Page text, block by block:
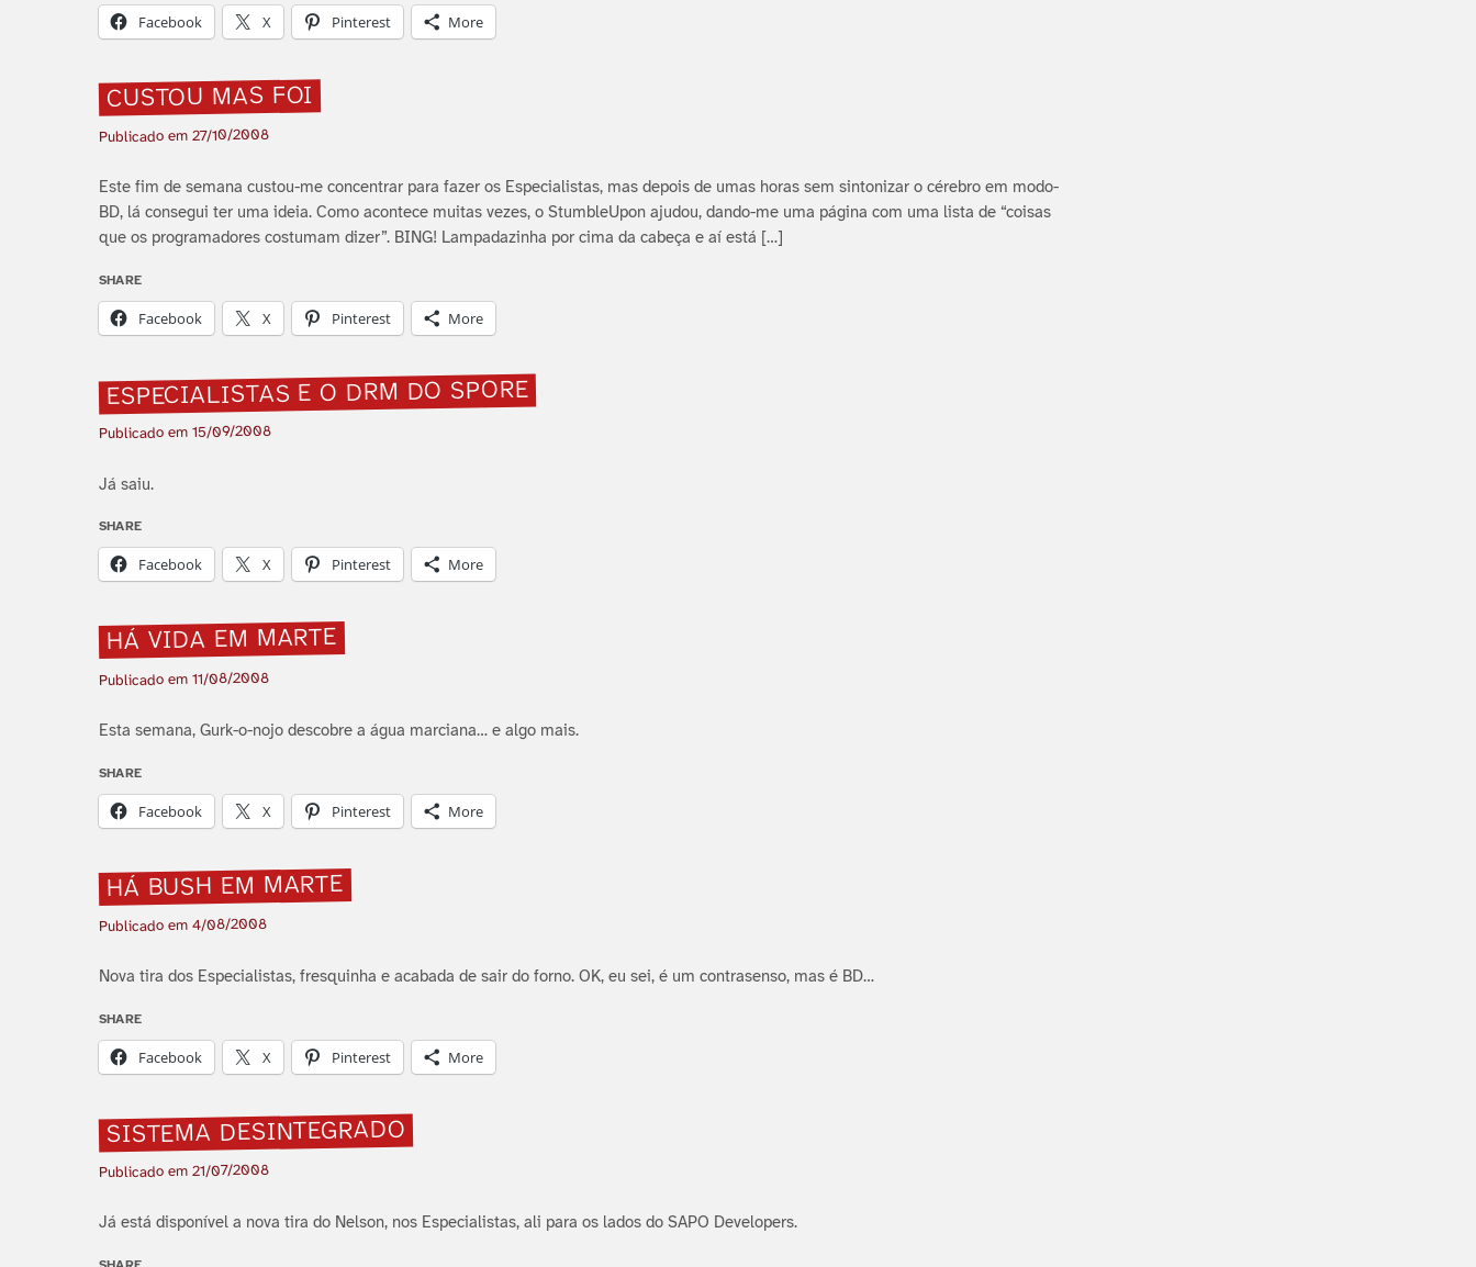
Facebook X Pinterest More
CUSTOU MAS FOI
Publicado em 27/10/2008
Este fim de semana custou-me concentrar para fazer os Especialistas, mas depois de umas horas sem sintonizar o cérebro em modo-
BD, lá consegui ter uma ideia. Como acontece muitas vezes, o StumbleUpon ajudou, dando-me uma página com uma lista de “coisas
que os programadores costumam dizer”. BING! Lampadazinha por cima da cabeça e aí­ está […]
SHARE
Facebook X Pinterest More
ESPECIALISTAS E O DRM DO SPORE
Publicado em 15/09/2008
Já saiu.
SHARE
Facebook X Pinterest More
HÁ VIDA EM MARTE
Publicado em 11/08/2008
Esta semana, Gurk-o-nojo descobre a água marciana… e algo mais.
SHARE
Facebook X Pinterest More
HÁ BUSH EM MARTE
Publicado em 4/08/2008
Nova tira dos Especialistas, fresquinha e acabada de sair do forno. OK, eu sei, é um contrasenso, mas é BD…
SHARE
Facebook X Pinterest More
SISTEMA DESINTEGRADO
Publicado em 21/07/2008
Já está disponí­vel a nova tira do Nelson, nos Especialistas, ali para os lados do SAPO Developers.